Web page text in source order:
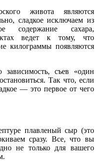
живота являются
сладкое исключаем из
содержание сахара,
ведет к тому, что
килограммы появляются
зависимость, съев «один
Так что, если
— это первое от чего
плавленый сыр (это
сразу. Все, что вы
не только для вашего